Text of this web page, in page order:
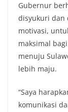
Gubernur
disyukuri dan
motivasi,
maksimal
menuju
lebih maju.
“Saya
komunikasi